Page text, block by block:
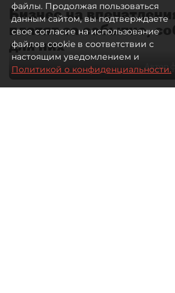
Бизнес на
платят за событие,
для них
Автор
файлы. Продолжая пользоваться
данным сайтом, вы подтверждаете
свое согласие на использование
файлов cookie в соответствии с
настоящим уведомлением и
Политикой о конфиденциальности.